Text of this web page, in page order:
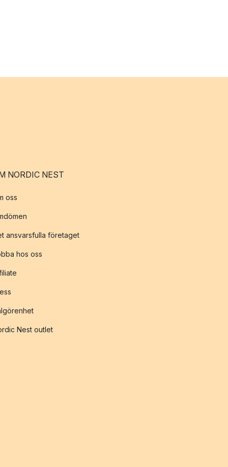
NORDIC NEST
oss
ansvarsfulla företaget
hos oss
Nest outlet